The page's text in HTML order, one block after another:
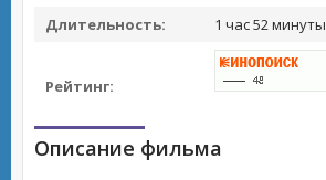
Длительность:
1 час 52 минуты
Рейтинг:
Описание фильма